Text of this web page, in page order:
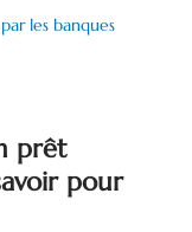
les banques
prêt
pour